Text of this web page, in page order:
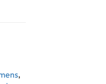
,